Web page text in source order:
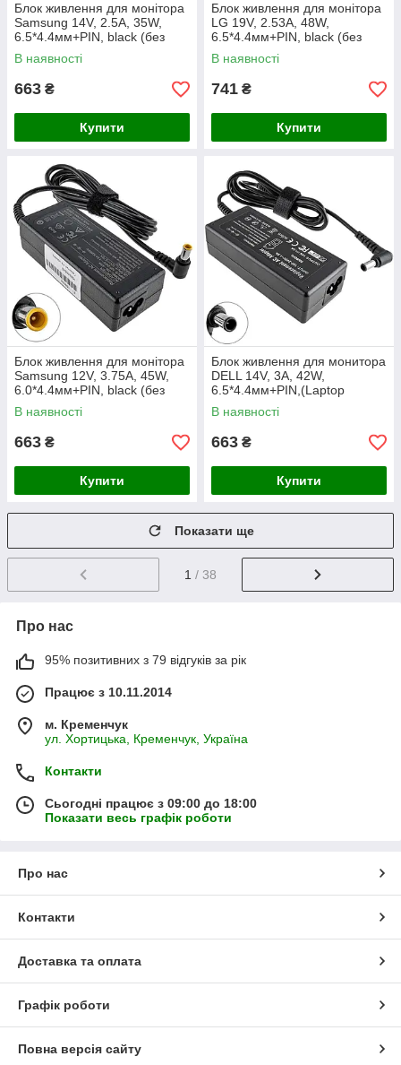
Блок живлення для монітора
Samsung 14V, 2.5A, 35W,
6.5*4.4мм+PIN, black (без
кабелю!)
В наявності
663 ₴
Купити
Блок живлення для монітора
LG 19V, 2.53A, 48W,
6.5*4.4мм+PIN, black (без
кабеля!)
В наявності
741 ₴
Купити
Блок живлення для монітора
Samsung 12V, 3.75A, 45W,
6.0*4.4мм+PIN, black (без
кабелю!)
В наявності
663 ₴
Купити
Блок живлення для монитора
DELL 14V, 3A, 42W,
6.5*4.4мм+PIN,(Laptop
Adapter) black (без кабелю!)
(AD-4214N)
В наявності
663 ₴
Купити
Показати ще
1 / 38
Про нас
95% позитивних з 79 відгуків за рік
Працює з 10.11.2014
м. Кременчук
ул. Хортицька, Кременчук, Україна
Контакти
Сьогодні працює з 09:00 до 18:00
Показати весь графік роботи
Про нас
Контакти
Доставка та оплата
Графік роботи
Повна версія сайту